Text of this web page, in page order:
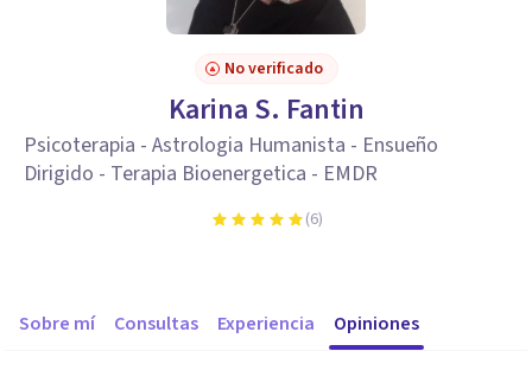
No verificado
Karina S. Fantin
Psicoterapia - Astrologia Humanista - Ensueño
Dirigido - Terapia Bioenergetica - EMDR
(6)
Sobre mí Consultas Experiencia Opiniones